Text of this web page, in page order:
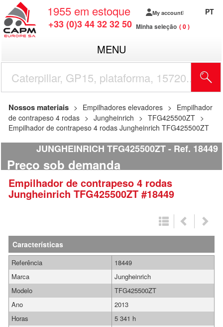
1955 em estoque
+33 (0)3 44 32 32 50
My account
Minha seleção 0
PT
MENU
Nossos materiais Empilhadores elevadores
Empilhador
de contrapeso 4 rodas
Jungheinrich
TFG425500ZT
Empilhador de contrapeso 4 rodas Jungheinrich TFG425500ZT
JUNGHEINRICH TFG425500ZT Ref. 18449
Preço sob demanda
Empilhador de contrapeso 4 rodas
Jungheinrich TFG425500ZT #18449
Características
Referência
18449
Marca
Jungheinrich
Modelo
TFG425500ZT
Ano
2013
Horas
5 341 h